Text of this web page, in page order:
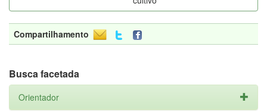
Compartilhamento
Busca facetada
Orientador